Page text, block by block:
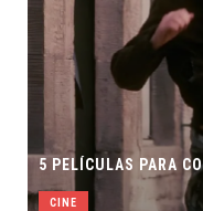
5 PELÍCULAS PARA
CINE